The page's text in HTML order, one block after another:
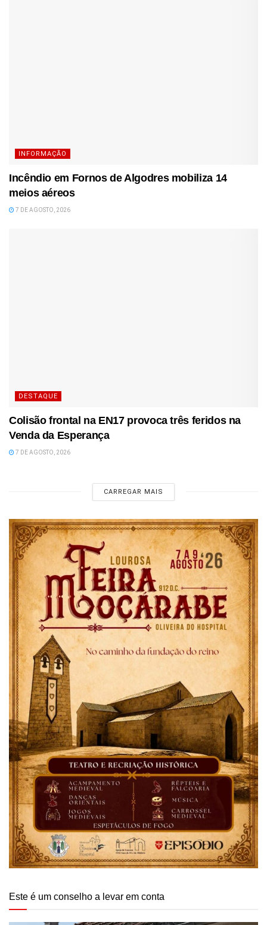
INFORMAÇÃO
Incêndio em Fornos de Algodres mobiliza 14
meios aéreos
7 DE AGOSTO, 2026
DESTAQUE
Colisão frontal na EN17 provoca três feridos na
Venda da Esperança
7 DE AGOSTO, 2026
CARREGAR MAIS
Este é um conselho a levar em conta